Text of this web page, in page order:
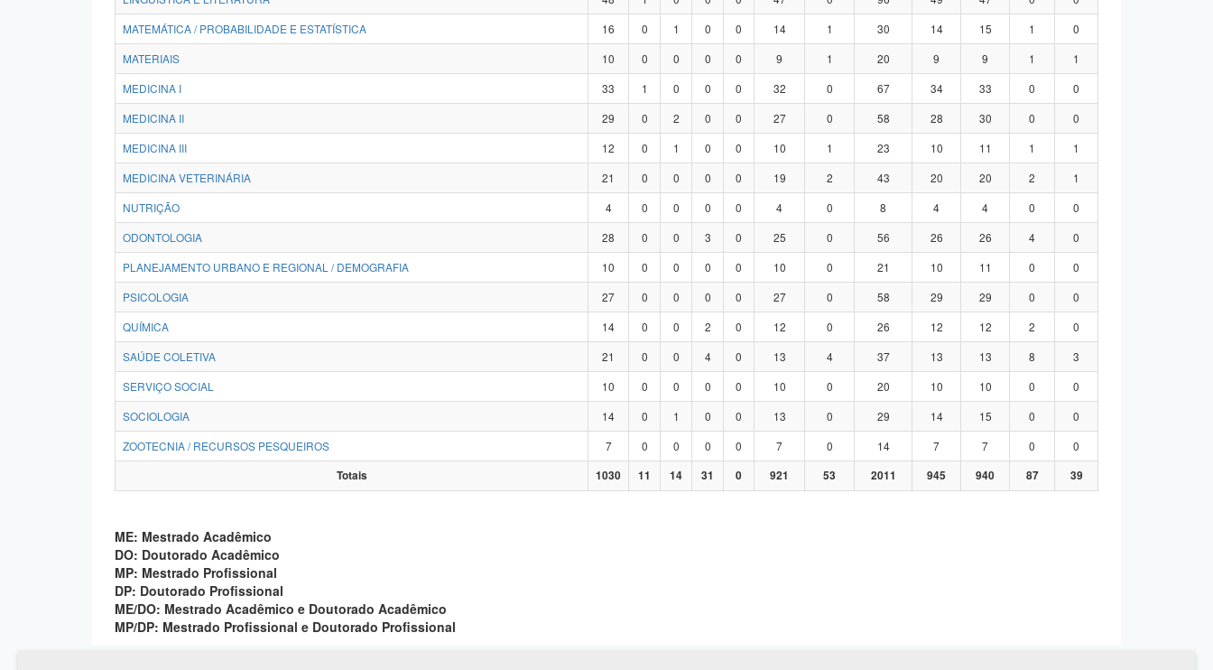
MATEMÁTICA / PROBABILIDADE E ESTATÍSTICA
16 0 1 0 0 14 1 30 14 15 1
0
MATERIAIS
10 0 0 0 0 9 1 20 9 9 1
1
MEDICINA I
33 1 0 0 0 32 0 67 34 33 0
0
MEDICINA II
29 0 2 0 0 27 0 58 28 30 0
0
MEDICINA III
12 0 1 0 0 10 1 23 10 11 1
1
MEDICINA VETERINÁRIA
21 0 0 0 0 19 2 43 20 20 2
1
NUTRIÇÃO
4 0 0 0 0 4 0 8 4 4 0
0
ODONTOLOGIA
28 0 0 3 0 25 0 56 26 26 4
0
PLANEJAMENTO URBANO E REGIONAL / DEMOGRAFIA
10 0 0 0 0 10 0 21 10 11 0
0
PSICOLOGIA
27 0 0 0 0 27 0 58 29 29 0
0
QUÍMICA
14 0 0 2 0 12 0 26 12 12 2
0
SAÚDE COLETIVA
21 0 0 4 0 13 4 37 13 13 8
3
SERVIÇO SOCIAL
10 0 0 0 0 10 0 20 10 10 0
0
SOCIOLOGIA
14 0 1 0 0 13 0 29 14 15 0
0
ZOOTECNIA / RECURSOS PESQUEIROS
7 0 0 0 0 7 0 14 7 7 0
0
Totais
1030 11 14 31 0 921 53 2011 945 940 87 39
ME: Mestrado Acadêmico
DO: Doutorado Acadêmico
MP: Mestrado Profissional
DP: Doutorado Profissional
ME/DO: Mestrado Acadêmico e Doutorado Acadêmico
MP/DP: Mestrado Profissional e Doutorado Profissional